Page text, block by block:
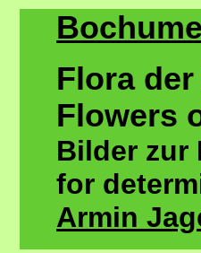
Flora
Flowers
Bilder zur
for
Armin